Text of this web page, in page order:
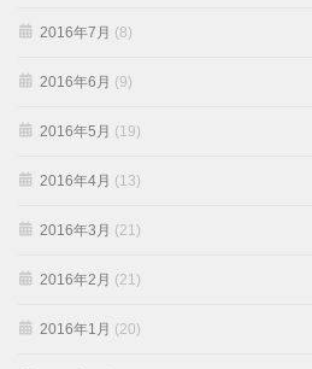
2016年7月 (8)
2016年6月 (9)
2016年5月 (19)
2016年4月 (13)
2016年3月 (21)
2016年2月 (21)
2016年1月 (20)